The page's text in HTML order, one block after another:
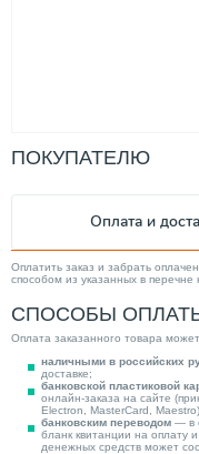
ПОКУПАТЕЛЮ
Оплата и
Оплатить заказ и забрать
способом из указанных в перечне
СПОСОБЫ
Оплата заказанного товара
наличными в российских
доставке;
банковской пластиковой
онлайн-заказа на сайте
Electron, MasterCard,
банковским переводом — в
бланк квитанции на оплату
денежных средств может